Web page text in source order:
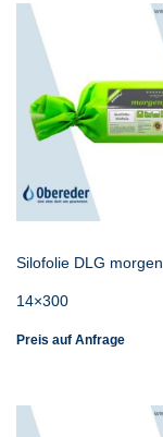
Silofolie DLG
14×300
Preis auf Anfrage